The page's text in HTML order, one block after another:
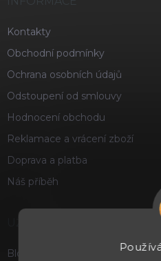
Kontakty
Obchodní podmínky
Ochrana osobních údajů
Odstoupení od smlouvy
Hodnocení obchodu
Reklamace a vrácení zboží
Doprava a platba
Náš příběh
Blog